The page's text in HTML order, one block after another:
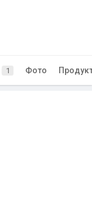
1 Фото